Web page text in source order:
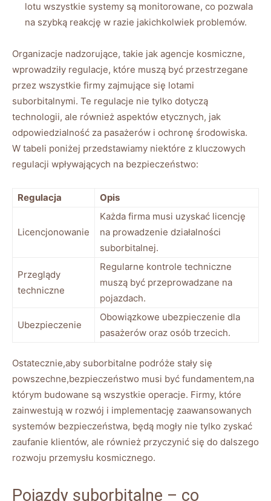
lotu wszystkie systemy są monitorowane, co‌ pozwala⁢
na szybką ⁢reakcję​ w razie jakichkolwiek⁣ problemów.
Organizacje nadzorujące, takie ⁤jak agencje kosmiczne,
wprowadziły regulacje, które muszą być przestrzegane
przez​ wszystkie firmy​ zajmujące się⁤ lotami
suborbitalnymi. ‌Te regulacje⁣ nie tylko dotyczą
technologii, ale również aspektów etycznych, ⁢jak
‍odpowiedzialność ⁤za ‌pasażerów i ochronę ‍środowiska.
W ⁤tabeli poniżej przedstawiamy niektóre z kluczowych​
regulacji wpływających na bezpieczeństwo:
Regulacja Opis
Licencjonowanie
Każda firma musi uzyskać licencję⁣
na prowadzenie‌ działalności
suborbitalnej.
Przeglądy
techniczne
Regularne kontrole techniczne
muszą ⁤być przeprowadzane na
pojazdach.
Ubezpieczenie
Obowiązkowe ubezpieczenie dla‍
pasażerów oraz osób ‍trzecich.
Ostatecznie,aby suborbitalne podróże‍ stały się
powszechne,bezpieczeństwo musi​ być ​fundamentem,na​
którym budowane są wszystkie operacje.⁢ Firmy, które
zainwestują w rozwój i implementację zaawansowanych
systemów‍ bezpieczeństwa, będą mogły nie tylko zyskać
zaufanie ⁢klientów, ale również przyczynić się do‌ dalszego⁢
rozwoju przemysłu ⁤kosmicznego.
Pojazdy ⁤suborbitalne – ⁣co